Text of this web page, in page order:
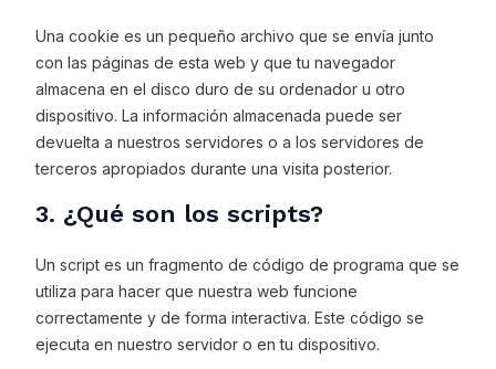
Una cookie es un pequeño archivo que se envía junto
con las páginas de esta web y que tu navegador
almacena en el disco duro de su ordenador u otro
dispositivo. La información almacenada puede ser
devuelta a nuestros servidores o a los servidores de
terceros apropiados durante una visita posterior.
3. ¿Qué son los scripts?
Un script es un fragmento de código de programa que se
utiliza para hacer que nuestra web funcione
correctamente y de forma interactiva. Este código se
ejecuta en nuestro servidor o en tu dispositivo.